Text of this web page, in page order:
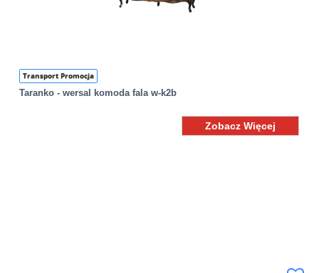
Transport Promocja
Taranko - wersal komoda fala w-k2b
Zobacz Więcej